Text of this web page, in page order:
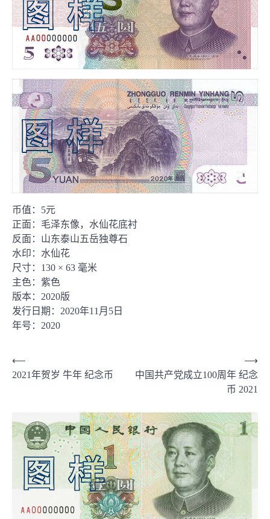
币值：5元
正面：毛泽东像，水仙花底衬
反面：山东泰山五岳独尊石
水印：水仙花
尺寸：130 × 63 毫米
主色：紫色
版本：2020版
发行日期：2020年11月5日
年号：2020
文
章
航
⟵
2021年贺岁 牛年 纪念币
中国共产党成立100周年 纪念
币 2021
⟶